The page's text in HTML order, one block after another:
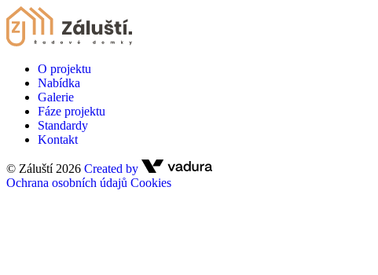
O projektu
Nabídka
Galerie
Fáze projektu
Standardy
Kontakt
© Záluští 2026 Created by
Ochrana osobních údajů Cookies